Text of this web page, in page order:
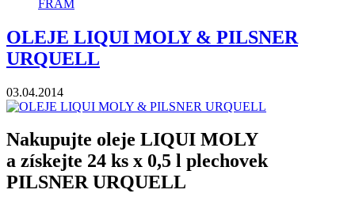
FRAM
OLEJE LIQUI MOLY & PILSNER
URQUELL
03.04.2014
Nakupujte oleje LIQUI MOLY
a získejte 24 ks x 0,5 l plechovek
PILSNER URQUELL